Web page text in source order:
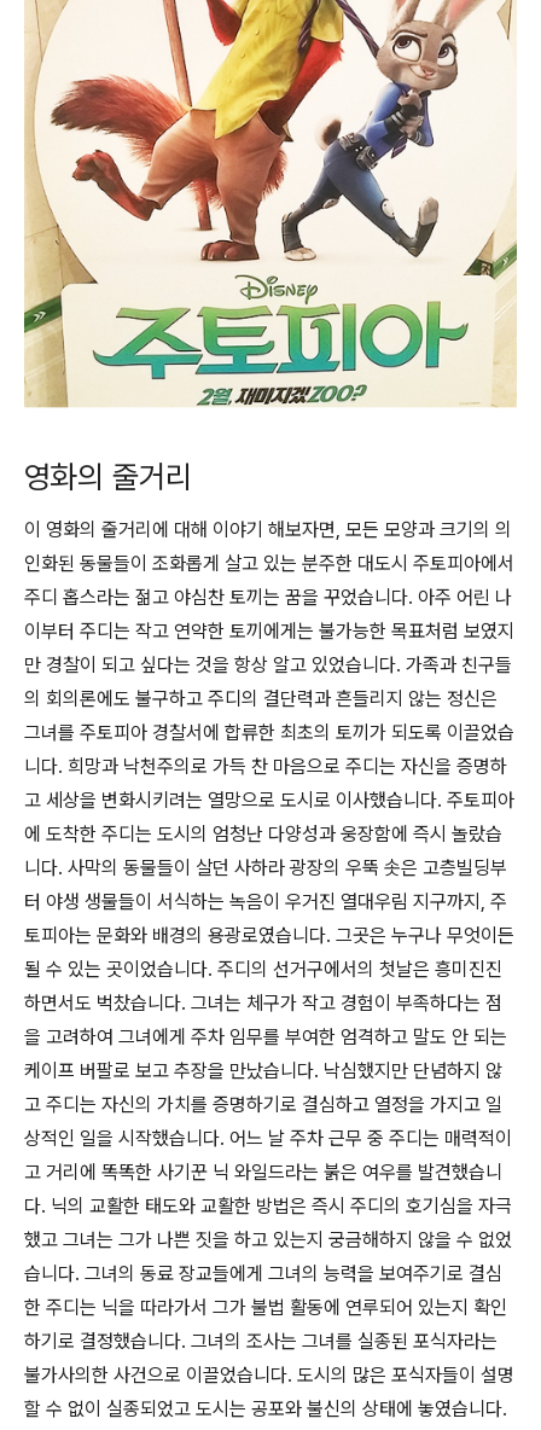
영화의 줄거리
이 영화의 줄거리에 대해 이야기 해보자면, 모든 모양과 크기의 의
인화된 동물들이 조화롭게 살고 있는 분주한 대도시 주토피아에서
주디 홉스라는 젊고 야심찬 토끼는 꿈을 꾸었습니다. 아주 어린 나
이부터 주디는 작고 연약한 토끼에게는 불가능한 목표처럼 보였지
만 경찰이 되고 싶다는 것을 항상 알고 있었습니다. 가족과 친구들
의 회의론에도 불구하고 주디의 결단력과 흔들리지 않는 정신은
그녀를 주토피아 경찰서에 합류한 최초의 토끼가 되도록 이끌었습
니다. 희망과 낙천주의로 가득 찬 마음으로 주디는 자신을 증명하
고 세상을 변화시키려는 열망으로 도시로 이사했습니다. 주토피아
에 도착한 주디는 도시의 엄청난 다양성과 웅장함에 즉시 놀랐습
니다. 사막의 동물들이 살던 사하라 광장의 우뚝 솟은 고층빌딩부
터 야생 생물들이 서식하는 녹음이 우거진 열대우림 지구까지, 주
토피아는 문화와 배경의 용광로였습니다. 그곳은 누구나 무엇이든
될 수 있는 곳이었습니다. 주디의 선거구에서의 첫날은 흥미진진
하면서도 벅찼습니다. 그녀는 체구가 작고 경험이 부족하다는 점
을 고려하여 그녀에게 주차 임무를 부여한 엄격하고 말도 안 되는
케이프 버팔로 보고 추장을 만났습니다. 낙심했지만 단념하지 않
고 주디는 자신의 가치를 증명하기로 결심하고 열정을 가지고 일
상적인 일을 시작했습니다. 어느 날 주차 근무 중 주디는 매력적이
고 거리에 똑똑한 사기꾼 닉 와일드라는 붉은 여우를 발견했습니
다. 닉의 교활한 태도와 교활한 방법은 즉시 주디의 호기심을 자극
했고 그녀는 그가 나쁜 짓을 하고 있는지 궁금해하지 않을 수 없었
습니다. 그녀의 동료 장교들에게 그녀의 능력을 보여주기로 결심
한 주디는 닉을 따라가서 그가 불법 활동에 연루되어 있는지 확인
하기로 결정했습니다. 그녀의 조사는 그녀를 실종된 포식자라는
불가사의한 사건으로 이끌었습니다. 도시의 많은 포식자들이 설명
할 수 없이 실종되었고 도시는 공포와 불신의 상태에 놓였습니다.